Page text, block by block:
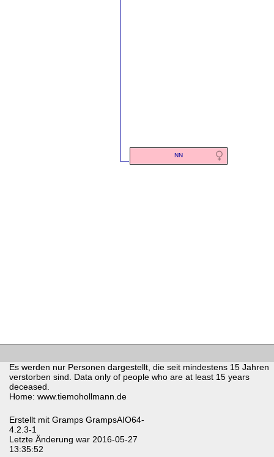
NN
Es werden nur Personen dargestellt, die seit mindestens 15 Jahren
verstorben sind. Data only of people who are at least 15 years
deceased.
Home: www.tiemohollmann.de
Erstellt mit Gramps GrampsAIO64-
4.2.3-1
Letzte Änderung war 2016-05-27
13:35:52